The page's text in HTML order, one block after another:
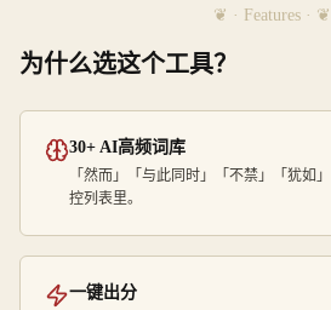
❦ · Features · ❦
为什么选这个工具？
30+ AI高频词库
「然而」「与此同时」「不禁」「犹
控列表里。
一键出分